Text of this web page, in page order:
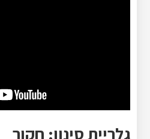
גלריית סינון: חקור